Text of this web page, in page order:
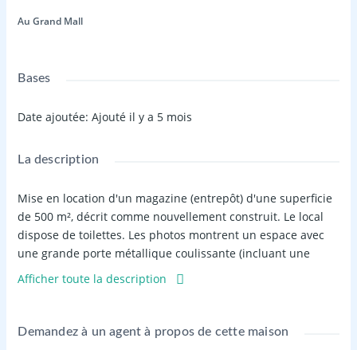
Au Grand Mall
Bases
Date ajoutée: Ajouté il y a 5 mois
La description
Mise en location d'un magazine (entrepôt) d'une superficie
de 500 m², décrit comme nouvellement construit. Le local
dispose de toilettes. Les photos montrent un espace avec
une grande porte métallique coulissante (incluant une
porte piétonne), une charpente métallique apparente avec
des puits de lumière et un sol bétonné.
une commission d'un mois et des frais de visite de 10 000).
Afficher toute la description
Demandez à un agent à propos de cette maison